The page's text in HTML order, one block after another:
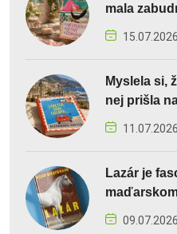
mala
15.07.2026
Myslela si,
nej prišla
11.07.2026
Lazár je
09.07.2026